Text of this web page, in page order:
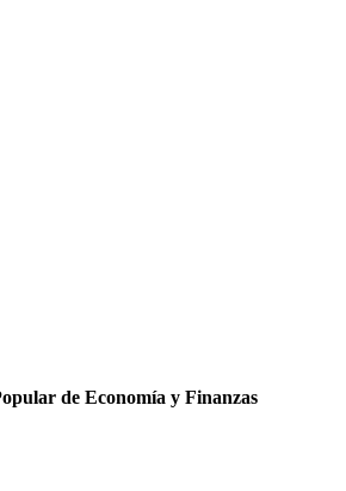
de Economía y Finanzas